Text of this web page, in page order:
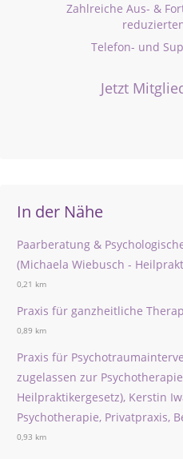
Zahlreiche Aus- &
Telefon- und
Jetzt
In der Nähe
Paarberatung &
(Michaela Wiebusch -
0,21 km
Praxis für ganzheitliche
0,89 km
Praxis für
zugelassen zur
Heilpraktikergesetz), Kerstin
Psychotherapie, Privatpraxis,
0,93 km